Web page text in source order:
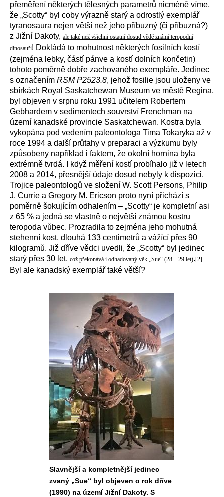
přeměření některých tělesných parametrů nicméně víme,
že „Scotty“ byl coby výrazně starý a odrostlý exemplář
tyranosaura nejen větší než jeho příbuzný (či příbuzná?)
z Jižní Dakoty, ale také než všichni ostatní dosud vědě známí teropodní
dinosauři! Dokládá to mohutnost některých fosilních kostí
(zejména lebky, částí pánve a kostí dolních končetin)
tohoto poměrně dobře zachovaného exempláře. Jedinec
s označením RSM P2523.8, jehož fosilie jsou uloženy ve
sbírkách Royal Saskatchewan Museum ve městě Regina,
byl objeven v srpnu roku 1991 učitelem Robertem
Gebhardem v sedimentech souvrství Frenchman na
území kanadské provincie Saskatchewan. Kostra byla
vykopána pod vedením paleontologa Tima Tokaryka až v
roce 1994 a další průtahy v preparaci a výzkumu byly
způsobeny například i faktem, že okolní hornina byla
extrémně tvrdá. I když měření kostí probíhalo již v letech
2008 a 2014, přesnější údaje dosud nebyly k dispozici.
Trojice paleontologů ve složení W. Scott Persons, Philip
J. Currie a Gregory M. Ericson proto nyní přichází s
poměrně šokujícím odhalením – „Scotty“ je kompletní asi
z 65 % a jedná se vlastně o největší známou kostru
teropoda vůbec. Prozradila to zejména jeho mohutná
stehenní kost, dlouhá 133 centimetrů a vážící přes 90
kilogramů. Již dříve vědci uvedli, že „Scotty“ byl jedinec
starý přes 30 let, což překonává i odhadovaný věk „Sue“ (28 – 29 let).[2]
Byl ale kanadský exemplář také větší?
Slavnější a kompletnější jedinec
zvaný „Sue“ byl objeven o rok dříve
(1990) na území Jižní Dakoty. S